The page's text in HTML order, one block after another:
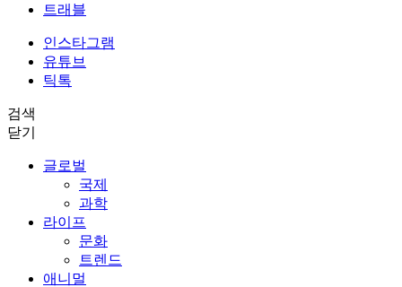
트래블
인스타그램
유튜브
틱톡
검색
닫기
글로벌
국제
과학
라이프
문화
트렌드
애니멀